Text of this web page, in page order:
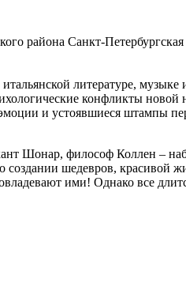
района Санкт-
литературе,
конфликты новой
и устоявшиеся штампы
Шонар, философ Коллен –
шедевров, красивой
ими! Однако все